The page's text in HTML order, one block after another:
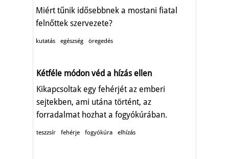
Miért tűnik idősebbnek a mostani fiatal
felnőttek szervezete?
kutatás egészség öregedés
Kétféle módon véd a hízás ellen
Kikapcsoltak egy fehérjét az emberi
sejtekben, ami utána történt, az
forradalmat hozhat a fogyókúrában.
teszzsír fehérje fogyókúra elhízás